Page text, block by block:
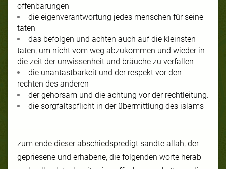
offenbarungen
die eigenverantwortung jedes menschen für seine
taten
das befolgen und achten auch auf die kleinsten
taten, um nicht vom weg abzukommen und wieder in
die zeit der unwissenheit und bräuche zu verfallen
die unantastbarkeit und der respekt vor den
rechten des anderen
der gehorsam und die achtung vor der rechtleitung.
die sorgfaltspflicht in der übermittlung des islams
zum ende dieser abschiedspredigt sandte allah, der
gepriesene und erhabene, die folgenden worte herab